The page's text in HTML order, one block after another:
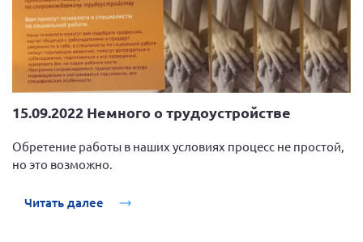
15.09.2022 Немного о трудоустройстве
Обретение работы в наших условиях процесс не простой,
но это возможно.
Читать далее